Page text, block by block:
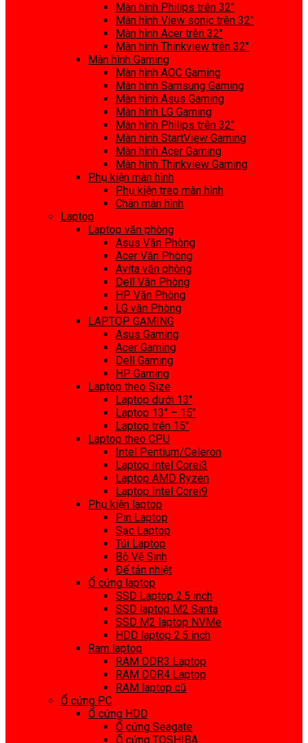
Màn hình Philips trên 32″
Màn hình View sonic trên 32″
Màn hình Acer trên 32″
Màn hình Thinkview trên 32″
Màn hình Gaming
Màn hình AOC Gaming
Màn hình Samsung Gaming
Màn hình Asus Gaming
Màn hình LG Gaming
Màn hình Philips trên 32″
Màn hình StartView Gaming
Màn hình Acer Gaming
Màn hình Thinkview Gaming
Phụ kiện màn hình
Phụ kiện treo màn hình
Chân màn hình
Laptop
Laptop văn phòng
Asus Văn Phòng
Acer Văn Phòng
Avita văn phòng
Dell Văn Phòng
HP Văn Phòng
LG văn Phòng
LAPTOP GAMING
Asus Gaming
Acer Gaming
Dell Gaming
HP Gaming
Laptop theo Size
Laptop dưới 13″
Laptop 13″ – 15″
Laptop trên 15″
Laptop theo CPU
Intel Pentium/Celeron
Laptop Intel Corei3
Laptop AMD Ryzen
Laptop Intel Corei9
Phụ kiện laptop
Pin Laptop
Sạc Laptop
Túi Laptop
Bộ Vệ Sinh
Đế tản nhiệt
Ổ cứng laptop
SSD Laptop 2.5 inch
SSD laptop M2 Santa
SSD M2 laptop NVMe
HDD laptop 2.5 inch
Ram laptop
RAM DDR3 Laptop
RAM DDR4 Laptop
RAM laptop cũ
Ổ cứng PC
Ổ cứng HDD
Ổ cứng Seagate
Ổ cứng TOSHIBA